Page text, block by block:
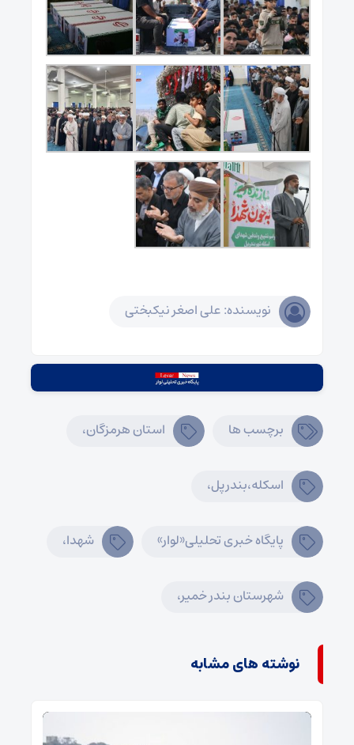
نویسنده: علی اصغر نیکبختی
برچسب ها استان هرمزگان،
اسکله،بندرپل،
پایگاه خبری تحلیلی«لوار» شهدا،
شهرستان بندر خمیر،
نوشته های مشابه